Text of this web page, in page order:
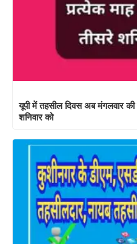
यूपी में तहसील दिवस अब मंगलवार
शनिवार को